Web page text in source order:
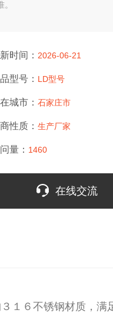
。
时间： 2026-06-21
型号： LD型号
城市： 石家庄市
性质： 生产厂家
量： 1460
在线交流
１６不锈钢材质，满